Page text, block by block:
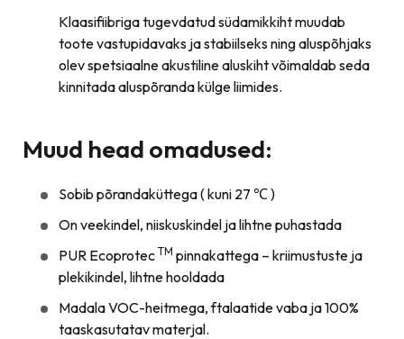
Klaasifiibriga tugevdatud südamikkiht muudab
toote vastupidavaks ja stabiilseks ning aluspõhjaks
olev spetsiaalne akustiline aluskiht võimaldab seda
kinnitada aluspõranda külge liimides.
Muud head omadused:
Sobib põrandaküttega ( kuni 27 ℃ )
On veekindel, niiskuskindel ja lihtne puhastada
PUR Ecoprotec TM pinnakattega – kriimustuste ja
plekikindel, lihtne hooldada
Madala VOC-heitmega, ftalaatide vaba ja 100%
taaskasutatav materjal.